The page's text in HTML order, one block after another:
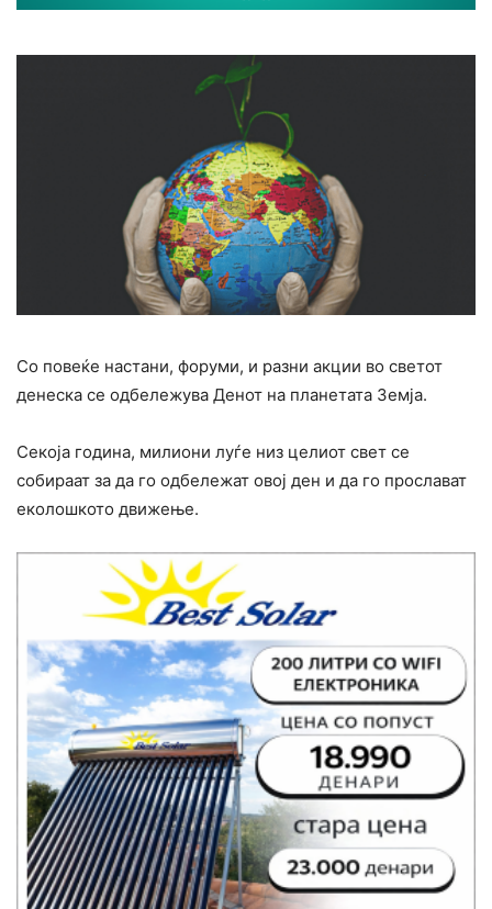
Со повеќе настани, форуми, и разни акции во светот
денеска се одбележува Денот на планетата Земја.
Секоја година, милиони луѓе низ целиот свет се
собираат за да го одбележат овој ден и да го прослават
еколошкото движење.